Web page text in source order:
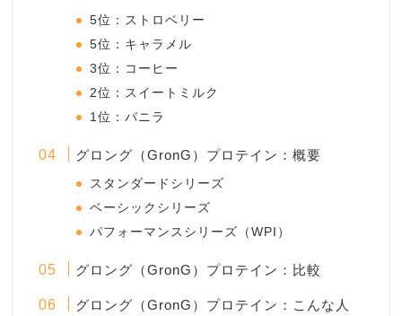
5位：ストロベリー
5位：キャラメル
3位：コーヒー
2位：スイートミルク
1位：バニラ
グロング（GronG）プロテイン：概要
スタンダードシリーズ
ベーシックシリーズ
パフォーマンスシリーズ（WPI）
グロング（GronG）プロテイン：比較
グロング（GronG）プロテイン：こんな人